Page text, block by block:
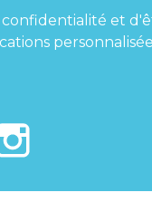
confidentialité et